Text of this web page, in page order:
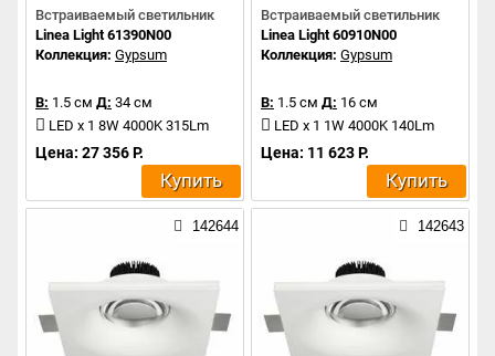
Встраиваемый светильник
Linea Light 61390N00
Коллекция: Gypsum
В: 1.5 см Д: 34 см
LED x 1 8W 4000K 315Lm
Цена: 27 356 Р.
Купить
Встраиваемый светильник
Linea Light 60910N00
Коллекция: Gypsum
В: 1.5 см Д: 16 см
LED x 1 1W 4000K 140Lm
Цена: 11 623 Р.
Купить
142644 142643